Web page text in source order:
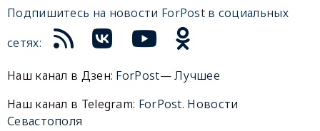
Подпишитесь на новости ForPost в социальных
сетях:
Наш канал в Дзен: ForPost— Лучшее
Наш канал в Telegram: ForPost. Новости
Севастополя